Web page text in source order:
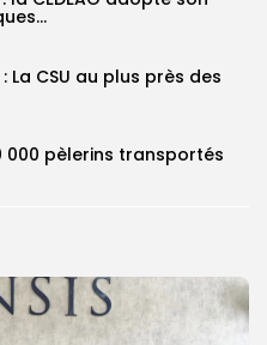
CSU au plus près des
000 pèlerins transportés